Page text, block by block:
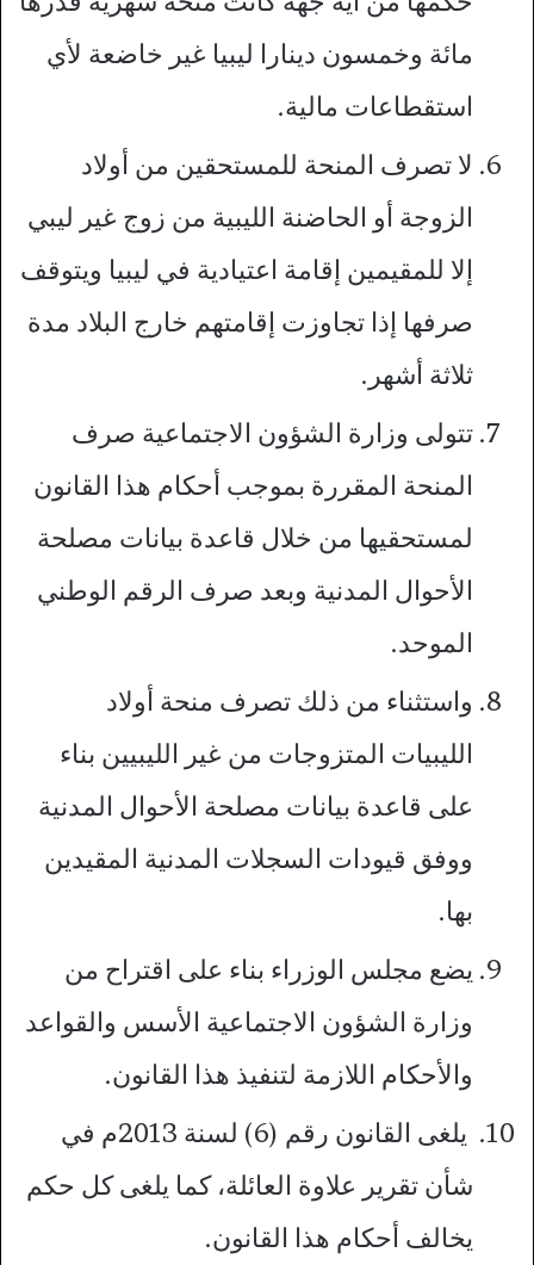
مائة وخمسون دينارا ليبيا غير خاضعة لأي
استقطاعات مالية.
لا تصرف المنحة للمستحقين من أولاد
الزوجة أو الحاضنة الليبية من زوج غير ليبي
إلا للمقيمين إقامة اعتيادية في ليبيا ويتوقف
صرفها إذا تجاوزت إقامتهم خارج البلاد مدة
ثلاثة أشهر.
تتولى وزارة الشؤون الاجتماعية صرف
المنحة المقررة بموجب أحكام هذا القانون
لمستحقيها من خلال قاعدة بيانات مصلحة
الأحوال المدنية وبعد صرف الرقم الوطني
الموحد.
واستثناء من ذلك تصرف منحة أولاد
الليبيات المتزوجات من غير الليبيين بناء
على قاعدة بيانات مصلحة الأحوال المدنية
ووفق قيودات السجلات المدنية المقيدين
بها.
يضع مجلس الوزراء بناء على اقتراح من
وزارة الشؤون الاجتماعية الأسس والقواعد
والأحكام اللازمة لتنفيذ هذا القانون.
يلغى القانون رقم (6) لسنة 2013م في
شأن تقرير علاوة العائلة، كما يلغى كل حكم
يخالف أحكام هذا القانون.